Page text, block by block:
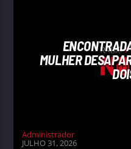
MULHER
Administrador
JULHO 31, 2026